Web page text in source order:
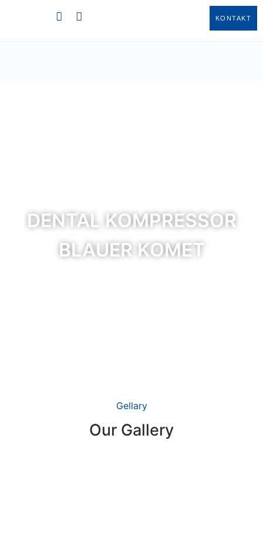
KONTAKT
DENTAL KOMPRESSOR
BLAUER KOMET
Gellary
Our Gallery